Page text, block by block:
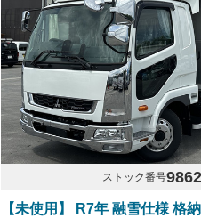
ストック番号
【未使用】 R7年 融雪仕様 格